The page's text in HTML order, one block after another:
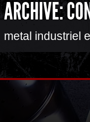
ARCHIVE:
metal industriel